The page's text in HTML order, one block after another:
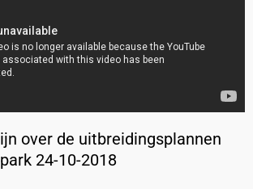
over de uitbreidingsplannen
24-10-2018